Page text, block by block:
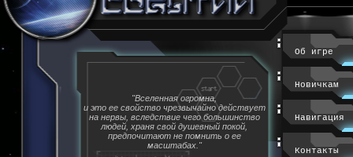
"Вселенная огромна,
и это ее свойство чрезвычайно действует
на нервы, вследствие чего большинство
людей, храня свой душевный покой,
предпочитают не помнить о ее
масштабах."
Об игре
Новичкам
Навигация
Контакты